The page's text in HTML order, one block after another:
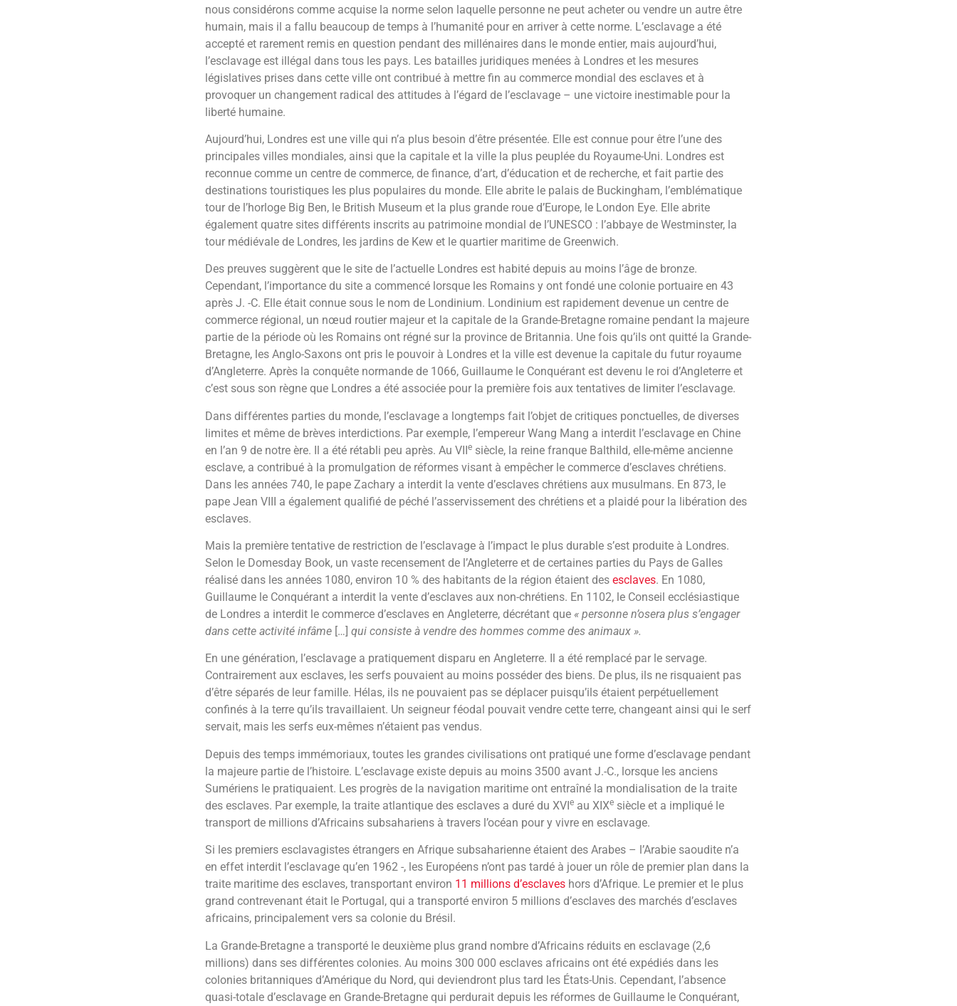
nous considérons comme acquise la norme selon laquelle personne ne peut acheter ou vendre un autre être
humain, mais il a fallu beaucoup de temps à l’humanité pour en arriver à cette norme. L’esclavage a été
accepté et rarement remis en question pendant des millénaires dans le monde entier, mais aujourd’hui,
l’esclavage est illégal dans tous les pays. Les batailles juridiques menées à Londres et les mesures
législatives prises dans cette ville ont contribué à mettre fin au commerce mondial des esclaves et à
provoquer un changement radical des attitudes à l’égard de l’esclavage – une victoire inestimable pour la
liberté humaine.
Aujourd’hui, Londres est une ville qui n’a plus besoin d’être présentée. Elle est connue pour être l’une des
principales villes mondiales, ainsi que la capitale et la ville la plus peuplée du Royaume-Uni. Londres est
reconnue comme un centre de commerce, de finance, d’art, d’éducation et de recherche, et fait partie des
destinations touristiques les plus populaires du monde. Elle abrite le palais de Buckingham, l’emblématique
tour de l’horloge Big Ben, le British Museum et la plus grande roue d’Europe, le London Eye. Elle abrite
également quatre sites différents inscrits au patrimoine mondial de l’UNESCO : l’abbaye de Westminster, la
tour médiévale de Londres, les jardins de Kew et le quartier maritime de Greenwich.
Des preuves suggèrent que le site de l’actuelle Londres est habité depuis au moins l’âge de bronze.
Cependant, l’importance du site a commencé lorsque les Romains y ont fondé une colonie portuaire en 43
après J. -C. Elle était connue sous le nom de Londinium. Londinium est rapidement devenue un centre de
commerce régional, un nœud routier majeur et la capitale de la Grande-Bretagne romaine pendant la majeure
partie de la période où les Romains ont régné sur la province de Britannia. Une fois qu’ils ont quitté la Grande-
Bretagne, les Anglo-Saxons ont pris le pouvoir à Londres et la ville est devenue la capitale du futur royaume
d’Angleterre. Après la conquête normande de 1066, Guillaume le Conquérant est devenu le roi d’Angleterre et
c’est sous son règne que Londres a été associée pour la première fois aux tentatives de limiter l’esclavage.
Dans différentes parties du monde, l’esclavage a longtemps fait l’objet de critiques ponctuelles, de diverses
limites et même de brèves interdictions. Par exemple, l’empereur Wang Mang a interdit l’esclavage en Chine
en l’an 9 de notre ère. Il a été rétabli peu après. Au VIIe siècle, la reine franque Balthild, elle-même ancienne
esclave, a contribué à la promulgation de réformes visant à empêcher le commerce d’esclaves chrétiens.
Dans les années 740, le pape Zachary a interdit la vente d’esclaves chrétiens aux musulmans. En 873, le
pape Jean VIII a également qualifié de péché l’asservissement des chrétiens et a plaidé pour la libération des
esclaves.
Mais la première tentative de restriction de l’esclavage à l’impact le plus durable s’est produite à Londres.
Selon le Domesday Book, un vaste recensement de l’Angleterre et de certaines parties du Pays de Galles
réalisé dans les années 1080, environ 10 % des habitants de la région étaient des esclaves. En 1080,
Guillaume le Conquérant a interdit la vente d’esclaves aux non-chrétiens. En 1102, le Conseil ecclésiastique
de Londres a interdit le commerce d’esclaves en Angleterre, décrétant que « personne n’osera plus s’engager
dans cette activité infâme […] qui consiste à vendre des hommes comme des animaux ».
En une génération, l’esclavage a pratiquement disparu en Angleterre. Il a été remplacé par le servage.
Contrairement aux esclaves, les serfs pouvaient au moins posséder des biens. De plus, ils ne risquaient pas
d’être séparés de leur famille. Hélas, ils ne pouvaient pas se déplacer puisqu’ils étaient perpétuellement
confinés à la terre qu’ils travaillaient. Un seigneur féodal pouvait vendre cette terre, changeant ainsi qui le serf
servait, mais les serfs eux-mêmes n’étaient pas vendus.
Depuis des temps immémoriaux, toutes les grandes civilisations ont pratiqué une forme d’esclavage pendant
la majeure partie de l’histoire. L’esclavage existe depuis au moins 3500 avant J.-C., lorsque les anciens
Sumériens le pratiquaient. Les progrès de la navigation maritime ont entraîné la mondialisation de la traite
des esclaves. Par exemple, la traite atlantique des esclaves a duré du XVIe au XIXe siècle et a impliqué le
transport de millions d’Africains subsahariens à travers l’océan pour y vivre en esclavage.
Si les premiers esclavagistes étrangers en Afrique subsaharienne étaient des Arabes – l’Arabie saoudite n’a
en effet interdit l’esclavage qu’en 1962 -, les Européens n’ont pas tardé à jouer un rôle de premier plan dans la
traite maritime des esclaves, transportant environ 11 millions d’esclaves hors d’Afrique. Le premier et le plus
grand contrevenant était le Portugal, qui a transporté environ 5 millions d’esclaves des marchés d’esclaves
africains, principalement vers sa colonie du Brésil.
La Grande-Bretagne a transporté le deuxième plus grand nombre d’Africains réduits en esclavage (2,6
millions) dans ses différentes colonies. Au moins 300 000 esclaves africains ont été expédiés dans les
colonies britanniques d’Amérique du Nord, qui deviendront plus tard les États-Unis. Cependant, l’absence
quasi-totale d’esclavage en Grande-Bretagne qui perdurait depuis les réformes de Guillaume le Conquérant,